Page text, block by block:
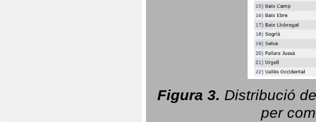
Figura 3. Distribució
per